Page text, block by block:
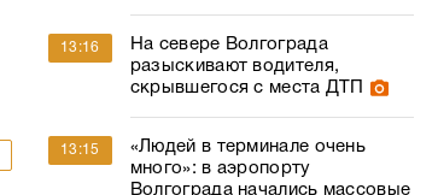
13:16
На севере Волгограда
разыскивают водителя,
скрывшегося с места ДТП
13:15
«Людей в терминале очень
много»: в аэропорту
Волгограда начались массовые